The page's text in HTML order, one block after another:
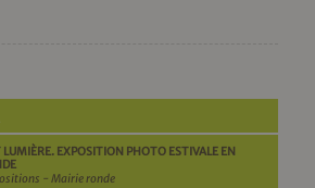
LUMIÈRE. EXPOSITION PHOTO ESTIVALE EN
- Mairie ronde